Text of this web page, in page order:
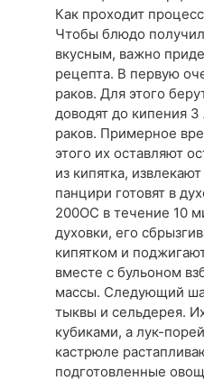
Как проходит
Чтобы блюдо
вкусным, важно
рецепта. В первую
раков. Для этого
доводят до кипения
раков. Примерное
этого их оставляют
из кипятка,
панцири готовят в
200ОС в течение 10
духовки, его
кипятком и
вместе с бульоном
массы. Следующий
тыквы и сельдерея.
кубиками, а лук-
кастрюле
подготовленные